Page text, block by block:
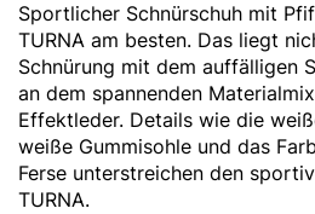
Sportlicher Schnürschuh mit
TURNA am besten. Das liegt
Schnürung mit dem auffälligen
an dem spannenden
Effektleder. Details wie die
weiße Gummisohle und das
Ferse unterstreichen den
TURNA.